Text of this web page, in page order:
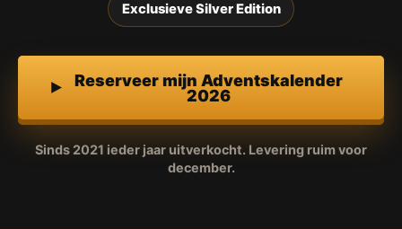
Exclusieve Silver Edition
Reserveer mijn Adventskalender
2026
Sinds 2021 ieder jaar uitverkocht. Levering ruim voor
december.